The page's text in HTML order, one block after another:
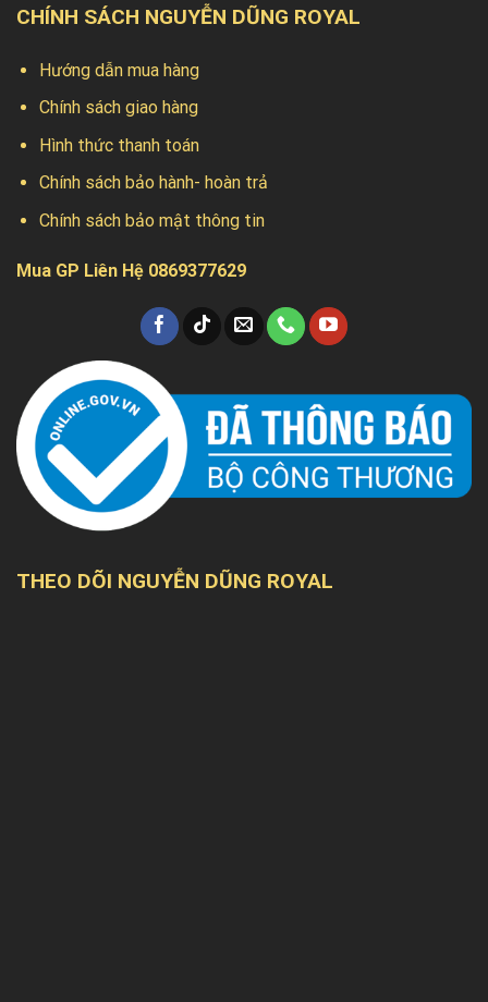
CHÍNH SÁCH NGUYỄN DŨNG ROYAL
Hướng dẫn mua hàng
Chính sách giao hàng
Hình thức thanh toán
Chính sách bảo hành- hoàn trả
Chính sách bảo mật thông tin
Mua GP Liên Hệ 0869377629
THEO DÕI NGUYỄN DŨNG ROYAL